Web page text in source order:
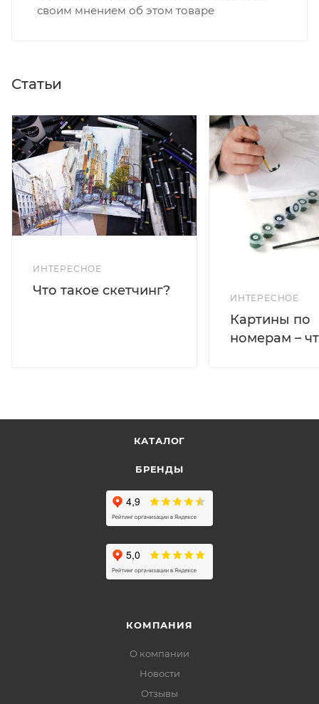
своим мнением об этом товаре
Статьи
ИНТЕРЕСНОЕ
Что такое скетчинг?
ИНТЕРЕСНОЕ
Картины по
номерам –
КАТАЛОГ
БРЕНДЫ
КОМПАНИЯ
О компании
Новости
Отзывы